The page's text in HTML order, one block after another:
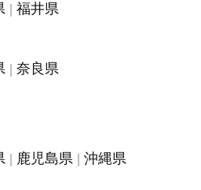
福井県
奈良県
鹿児島県 沖縄県